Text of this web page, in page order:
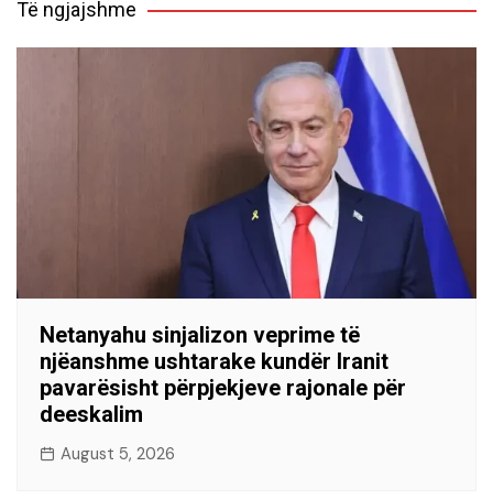
Të ngjajshme
Netanyahu sinjalizon veprime të
njëanshme ushtarake kundër Iranit
pavarësisht përpjekjeve rajonale për
deeskalim
August 5, 2026